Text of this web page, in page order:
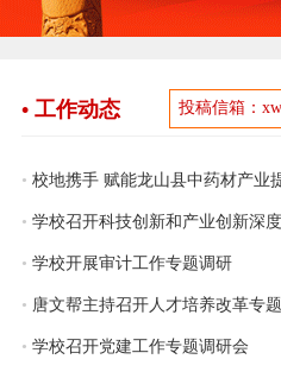
• 工作动态 投稿信箱：
• 校地携手 赋能龙山县中药材产业
• 学校召开科技创新和产业创新深
• 学校开展审计工作专题调研
• 唐文帮主持召开人才培养改革专
• 学校召开党建工作专题调研会